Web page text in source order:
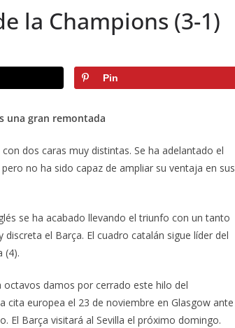
la Champions (3-1)
Pin
una gran remontada
dos caras muy distintas. Se ha adelantado el
no ha sido capaz de ampliar su ventaja en sus
se ha acabado llevando el triunfo con un tanto
el Barça. El cuadro catalán sigue líder del
(4).
damos por cerrado este hilo del
cita europea el 23 de noviembre en Glasgow ante
El Barça visitará al Sevilla el próximo domingo.